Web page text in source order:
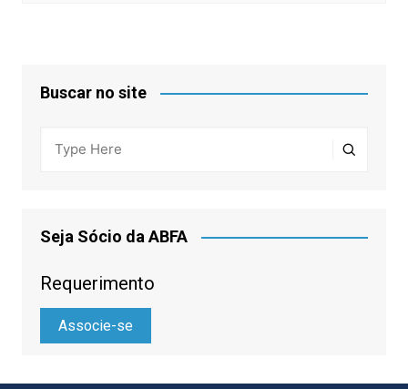
Buscar no site
Seja Sócio da ABFA
Requerimento
Associe-se